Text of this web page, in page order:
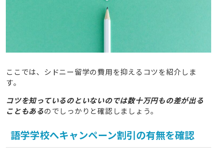
ここでは、シドニー留学の費用を抑えるコツを紹介しま
す。
コツを知っているのといないのでは数十万円もの差が出る
こともあるのでしっかりと確認しましょう。
語学学校へキャンペーン割引の有無を確認